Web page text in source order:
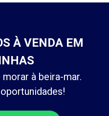
À VENDA EM
à beira-mar.